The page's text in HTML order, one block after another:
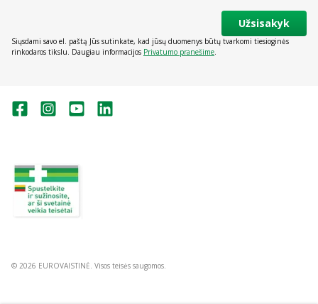
Užsisakyk
Siųsdami savo el. paštą Jūs sutinkate, kad jūsų duomenys būtų tvarkomi tiesioginės
rinkodaros tikslu. Daugiau informacijos Privatumo pranešime.
© 2026 EUROVAISTINĖ. Visos teisės saugomos.